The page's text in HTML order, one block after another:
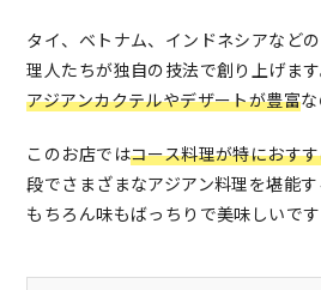
タイ、ベトナム、インドネシアなど
理人たちが独自の技法で創り上げます
アジアンカクテルやデザートが豊富
このお店ではコース料理が特におす
段でさまざまなアジアン料理を堪能す
もちろん味もばっちりで美味しいです